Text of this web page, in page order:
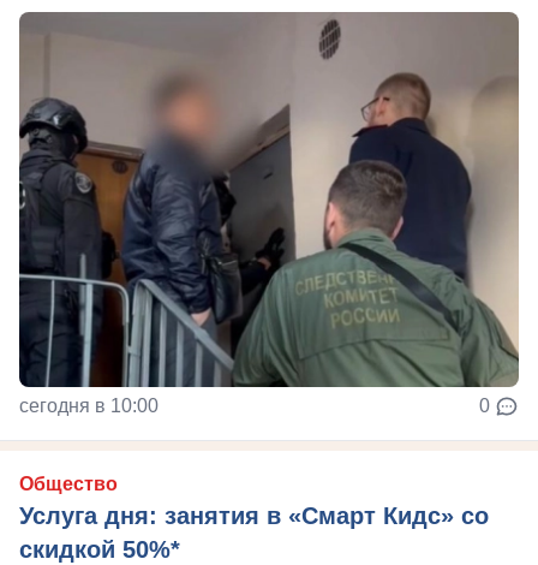
сегодня в 10:00 0
Общество
Услуга дня: занятия в «Смарт Кидс» со
скидкой 50%*